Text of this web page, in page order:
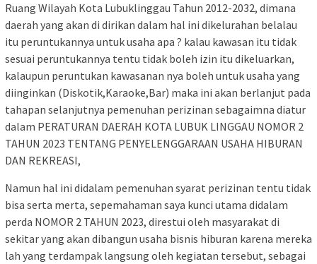
Ruang Wilayah Kota Lubuklinggau Tahun 2012-2032, dimana
daerah yang akan di dirikan dalam hal ini dikelurahan belalau
itu peruntukannya untuk usaha apa ? kalau kawasan itu tidak
sesuai peruntukannya tentu tidak boleh izin itu dikeluarkan,
kalaupun peruntukan kawasanan nya boleh untuk usaha yang
diinginkan (Diskotik,Karaoke,Bar) maka ini akan berlanjut pada
tahapan selanjutnya pemenuhan perizinan sebagaimna diatur
dalam PERATURAN DAERAH KOTA LUBUK LINGGAU NOMOR 2
TAHUN 2023 TENTANG PENYELENGGARAAN USAHA HIBURAN
DAN REKREASI,
Namun hal ini didalam pemenuhan syarat perizinan tentu tidak
bisa serta merta, sepemahaman saya kunci utama didalam
perda NOMOR 2 TAHUN 2023, direstui oleh masyarakat di
sekitar yang akan dibangun usaha bisnis hiburan karena mereka
lah yang terdampak langsung oleh kegiatan tersebut, sebagai